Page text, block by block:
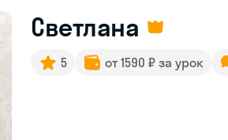
Светлана
5 от 1590 ₽ за урок